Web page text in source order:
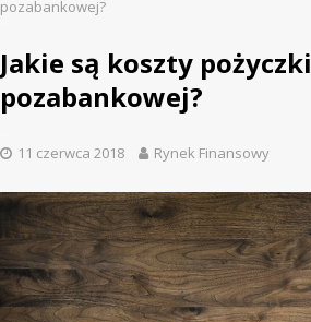
pozabankowej?
Jakie są koszty pożyczki
pozabankowej?
11 czerwca 2018 Rynek Finansowy